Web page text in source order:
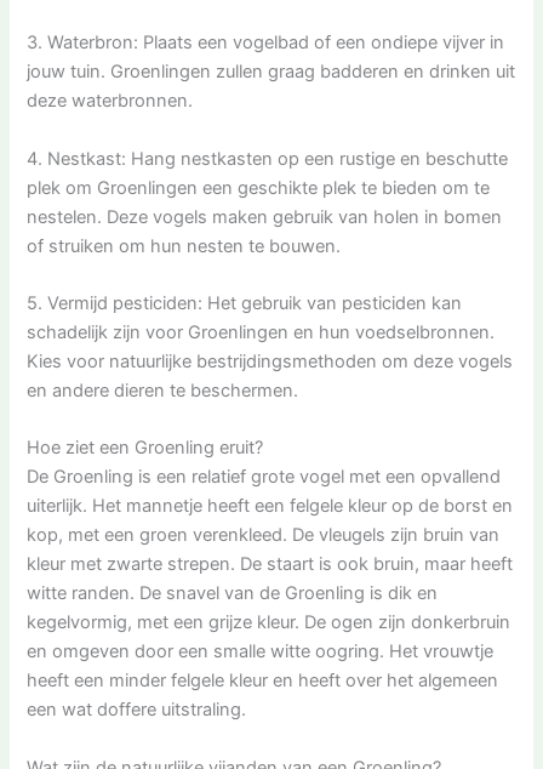
3. Waterbron: Plaats een vogelbad of een ondiepe vijver in
jouw tuin. Groenlingen zullen graag badderen en drinken uit
deze waterbronnen.
4. Nestkast: Hang nestkasten op een rustige en beschutte
plek om Groenlingen een geschikte plek te bieden om te
nestelen. Deze vogels maken gebruik van holen in bomen
of struiken om hun nesten te bouwen.
5. Vermijd pesticiden: Het gebruik van pesticiden kan
schadelijk zijn voor Groenlingen en hun voedselbronnen.
Kies voor natuurlijke bestrijdingsmethoden om deze vogels
en andere dieren te beschermen.
Hoe ziet een Groenling eruit?
De Groenling is een relatief grote vogel met een opvallend
uiterlijk. Het mannetje heeft een felgele kleur op de borst en
kop, met een groen verenkleed. De vleugels zijn bruin van
kleur met zwarte strepen. De staart is ook bruin, maar heeft
witte randen. De snavel van de Groenling is dik en
kegelvormig, met een grijze kleur. De ogen zijn donkerbruin
en omgeven door een smalle witte oogring. Het vrouwtje
heeft een minder felgele kleur en heeft over het algemeen
een wat doffere uitstraling.